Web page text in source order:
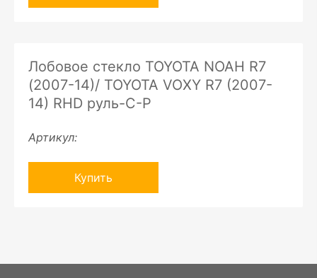
Лобовое стекло TOYOTA NOAH R7
(2007-14)/ TOYOTA VOXY R7 (2007-
14) RHD руль-C-P
Артикул:
Купить